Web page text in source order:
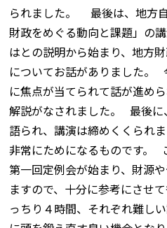
られました。 最後は、地方
財政をめぐる動向と課題」の
はとの説明から始まり、地方
についてお話がありました。
に焦点が当てられて話が進め
解説がなされました。 最後に
語られ、講演は締めくくられ
非常にためになるものです。
第一回定例会が始まり、財源
ますので、十分に参考にさせ
っちり４時間、それぞれ難し